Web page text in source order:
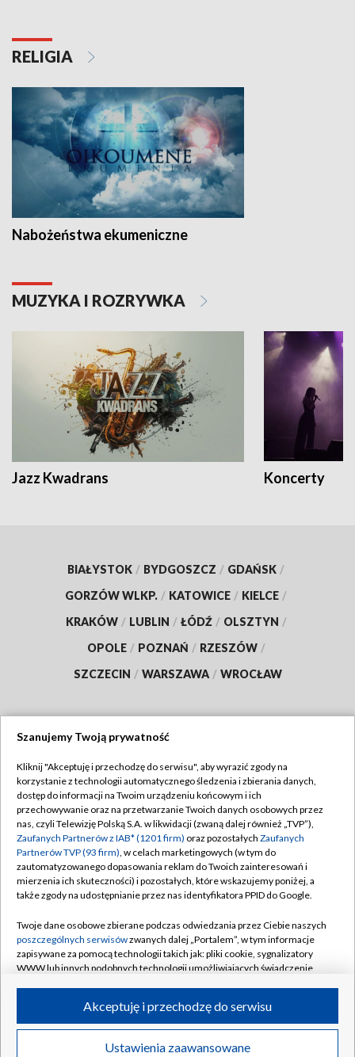
RELIGIA
Nabożeństwa ekumeniczne
MUZYKA I ROZRYWKA
Jazz Kwadrans Koncerty
BIAŁYSTOK / BYDGOSZCZ / GDAŃSK /
GORZÓW WLKP. / KATOWICE / KIELCE /
KRAKÓW / LUBLIN / ŁÓDŹ / OLSZTYN /
OPOLE / POZNAŃ / RZESZÓW /
SZCZECIN / WARSZAWA / WROCŁAW
TVP
Abonament TVP
Emisja w TVP
Centrum informacji TVP
Naziemna Telewizja Cyfrowa
Rada Programowa
System NOS
Informacje o nadawcy
Program dla prasy
Regulamin TVP
Polityka prywatności
Moje zgody
Pomoc
Kontakt
Kanały
©2026 Telewizja Polska S.A. w likwidacji
Szanujemy Twoją prywatność
Kliknij "Akceptuję i przechodzę do serwisu", aby wyrazić zgody na
korzystanie z technologii automatycznego śledzenia i zbierania danych,
dostęp do informacji na Twoim urządzeniu końcowym i ich
przechowywanie oraz na przetwarzanie Twoich danych osobowych przez
nas, czyli Telewizję Polską S.A. w likwidacji (zwaną dalej również „TVP”),
Zaufanych Partnerów z IAB* (1201 firm) oraz pozostałych Zaufanych
Partnerów TVP (93 firm), w celach marketingowych (w tym do
zautomatyzowanego dopasowania reklam do Twoich zainteresowań i
mierzenia ich skuteczności) i pozostałych, które wskazujemy poniżej, a
także zgody na udostępnianie przez nas identyfikatora PPID do Google.
Twoje dane osobowe zbierane podczas odwiedzania przez Ciebie naszych
poszczególnych serwisówzwanych dalej „Portalem”, w tym informacje
zapisywane za pomocą technologii takich jak: pliki cookie, sygnalizatory
WWW lub innych podobnych technologii umożliwiających świadczenie
ruchu w Internecie.
Twoje dane osobowe zbierane podczas odwiedzania przez Ciebie
Ustawienia zaawansowane
Akceptuję i przechodzę do serwisu